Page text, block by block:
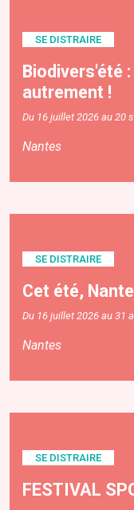
SE DISTRAIRE
Biodivers'été
autrement !
Du 16 juillet 2026 au 20
Nantes
SE DISTRAIRE
Cet été,
Du 16 juillet 2026 au 31
Nantes
SE DISTRAIRE
FESTIVAL